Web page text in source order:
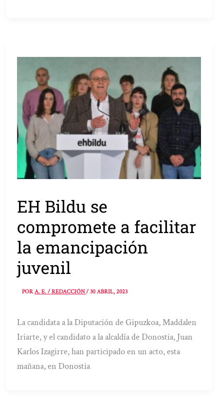
EH Bildu se
compromete a facilitar
la emancipación
juvenil
PORA. E. / REDACCIÓN/30 ABRIL, 2023
La candidata a la Diputación de Gipuzkoa, Maddalen
Iriarte, y el candidato a la alcaldía de Donostia, Juan
Karlos Izagirre, han participado en un acto, esta
mañana, en Donostia